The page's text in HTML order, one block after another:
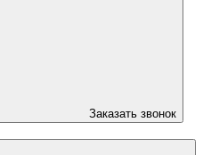
Заказать звонок